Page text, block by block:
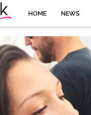
HOME NEWS